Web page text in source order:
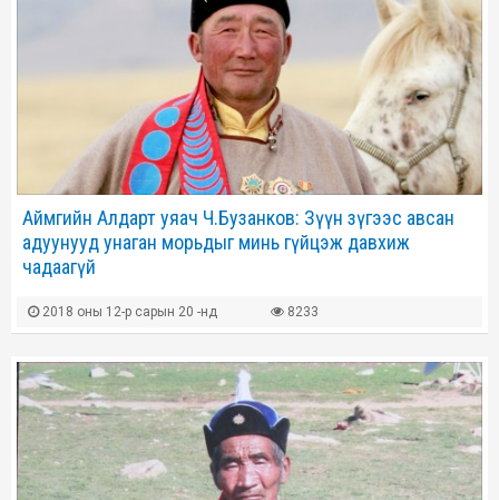
Аймгийн Алдарт уяач Ч.Бузанков: Зүүн зүгээс авсан
адуунууд унаган морьдыг минь гүйцэж давхиж
чадаагүй
2018 оны 12-р сарын 20 -нд 8233